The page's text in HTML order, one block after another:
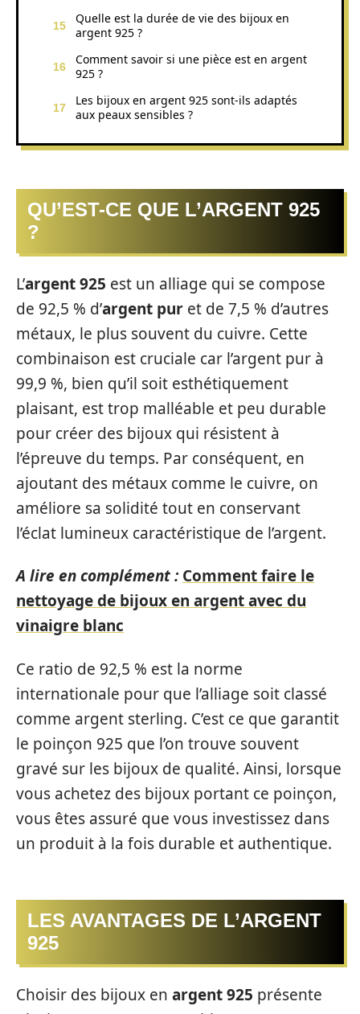
Quelle est la durée de vie des bijoux en
argent 925 ?
Comment savoir si une pièce est en argent
925 ?
Les bijoux en argent 925 sont-ils adaptés
aux peaux sensibles ?
QU’EST-CE QUE L’ARGENT 925
?
L’argent 925 est un alliage qui se compose
de 92,5 % d’argent pur et de 7,5 % d’autres
métaux, le plus souvent du cuivre. Cette
combinaison est cruciale car l’argent pur à
99,9 %, bien qu’il soit esthétiquement
plaisant, est trop malléable et peu durable
pour créer des bijoux qui résistent à
l’épreuve du temps. Par conséquent, en
ajoutant des métaux comme le cuivre, on
améliore sa solidité tout en conservant
l’éclat lumineux caractéristique de l’argent.
A lire en complément : Comment faire le
nettoyage de bijoux en argent avec du
vinaigre blanc
Ce ratio de 92,5 % est la norme
internationale pour que l’alliage soit classé
comme argent sterling. C’est ce que garantit
le poinçon 925 que l’on trouve souvent
gravé sur les bijoux de qualité. Ainsi, lorsque
vous achetez des bijoux portant ce poinçon,
vous êtes assuré que vous investissez dans
un produit à la fois durable et authentique.
LES AVANTAGES DE L’ARGENT
925
Choisir des bijoux en argent 925 présente